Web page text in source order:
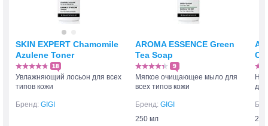
SKIN EXPERT Chamomile
Azulene Toner
18
Увлажняющий лосьон для всех
типов кожи
Бренд: GIGI
AROMA ESSENCE Green
Tea Soap
9
Мягкое очищающее мыло для
всех типов кожи
Бренд: GIGI
250 мл